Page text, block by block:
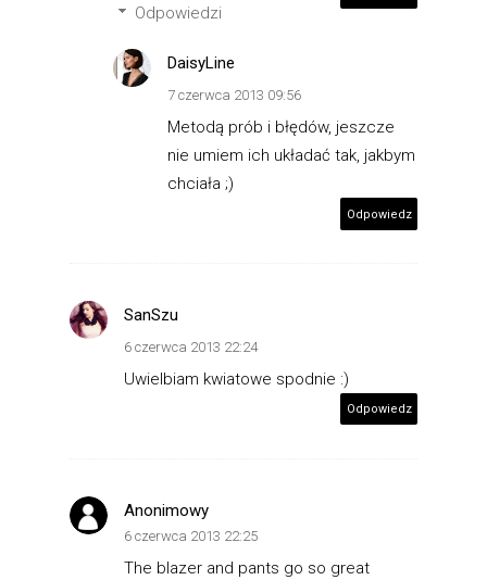
Odpowiedzi
DaisyLine
7 czerwca 2013 09:56
Metodą prób i błędów, jeszcze
nie umiem ich układać tak, jakbym
chciała ;)
Odpowiedz
SanSzu
6 czerwca 2013 22:24
Uwielbiam kwiatowe spodnie :)
Odpowiedz
Anonimowy
6 czerwca 2013 22:25
The blazer and pants go so great